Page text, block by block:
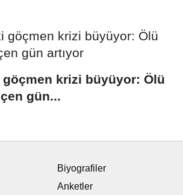
krizi büyüyor: Ölü
gün...
Biyografiler
Anketler